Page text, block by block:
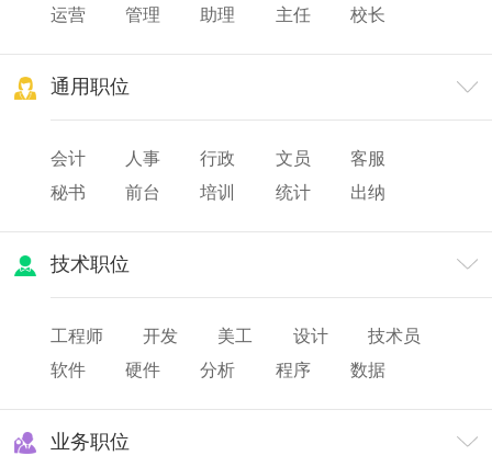
运营
管理 助理 主任
校长
通用职位
会计 人事 行政 文员
客服
秘书
前台 培训 统计
出纳
技术职位
工程师 开发 美工 设计
技术员
软件
硬件 分析 程序
数据
业务职位